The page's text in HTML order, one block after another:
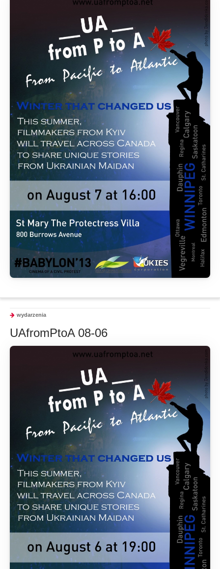
wydarzenia
UAfromPtoA 08-06